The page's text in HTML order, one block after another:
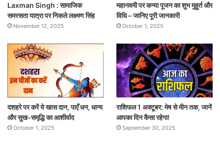
Laxman Singh : सामाजिक
समरसता यात्रा पर निकले लक्ष्मण सिंह
November 12, 2025
महानवमी पर कन्या पूजन का शुभ मुहूर्त और
विधि – जानिए पूरी जानकारी
October 1, 2025
दशहरे पर करें ये खास दान, पाएँ धन, धान्य
और सुख-समृद्धि का आशीर्वाद
October 1, 2025
राशिफल 1 अक्टूबर: मेष से मीन तक, जानें
आपका दिन कैसा रहेगा!
September 30, 2025